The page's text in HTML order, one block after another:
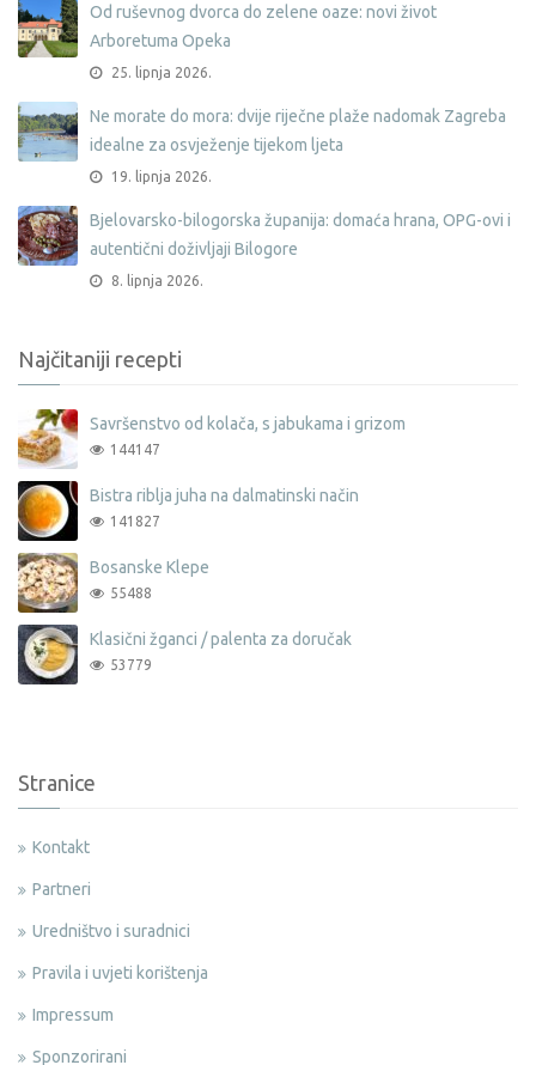
Od ruševnog dvorca do zelene oaze: novi život
Arboretuma Opeka
25. lipnja 2026.
Ne morate do mora: dvije riječne plaže nadomak Zagreba
idealne za osvježenje tijekom ljeta
19. lipnja 2026.
Bjelovarsko-bilogorska županija: domaća hrana, OPG-ovi i
autentični doživljaji Bilogore
8. lipnja 2026.
Najčitaniji recepti
Savršenstvo od kolača, s jabukama i grizom
144147
Bistra riblja juha na dalmatinski način
141827
Bosanske Klepe
55488
Klasični žganci / palenta za doručak
53779
Stranice
Kontakt
Partneri
Uredništvo i suradnici
Pravila i uvjeti korištenja
Impressum
Sponzorirani